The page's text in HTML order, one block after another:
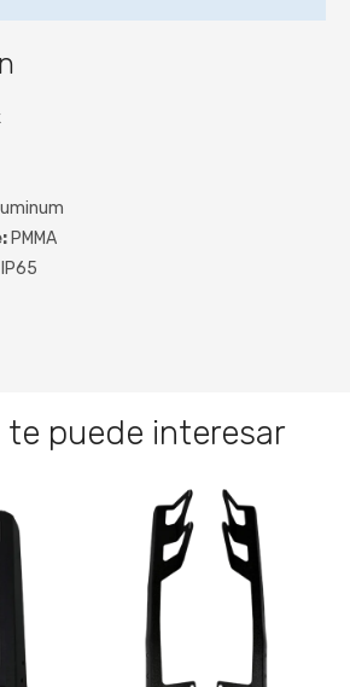
PMMA
IP65
te puede interesar